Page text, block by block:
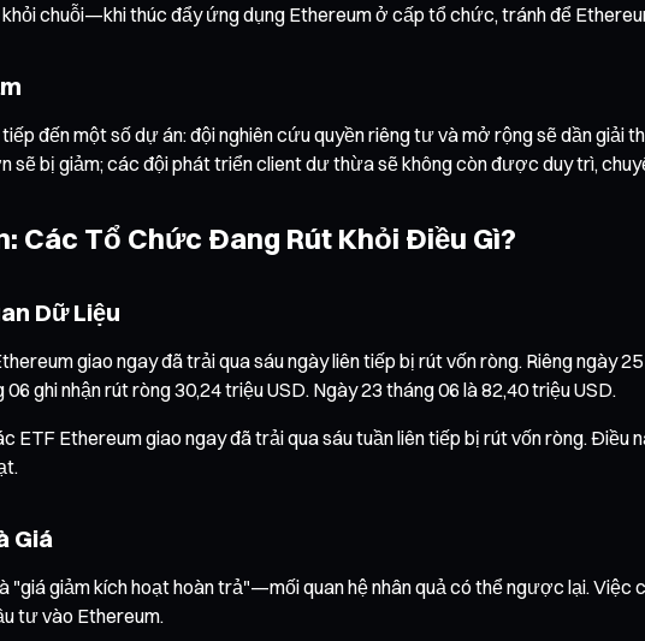
chuỗi—khi thúc đẩy ứng dụng Ethereum ở cấp tổ chức, tránh để
đến một số dự án: đội nghiên cứu quyền riêng tư và mở rộng sẽ dần giải
sẽ bị giảm; các đội phát triển client dư thừa sẽ không còn được duy trì,
Các Tổ Chức Đang Rút Khỏi Điều Gì?
Dữ Liệu
giao ngay đã trải qua sáu ngày liên tiếp bị rút vốn ròng. Riêng ngày
ghi nhận rút ròng 30,24 triệu USD. Ngày 23 tháng 06 là 82,40 triệu USD.
ETF Ethereum giao ngay đã trải qua sáu tuần liên tiếp bị rút vốn ròng.
Giá
"giá giảm kích hoạt hoàn trả"—mối quan hệ nhân quả có thể ngược lại.
tư vào Ethereum.